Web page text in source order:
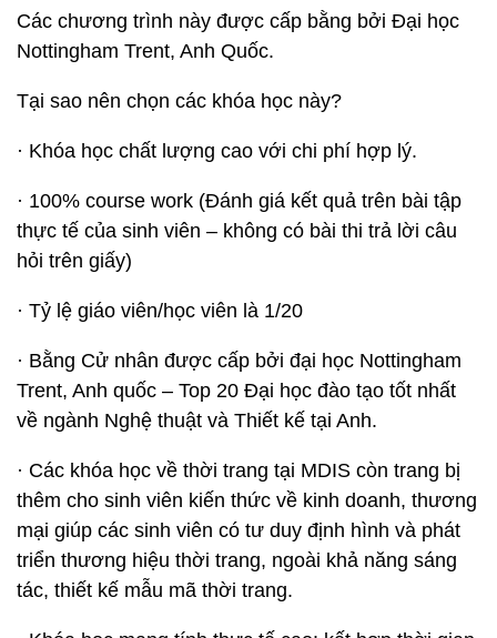
Các chương trình này được cấp bằng bởi Đại học
Nottingham Trent, Anh Quốc.
Tại sao nên chọn các khóa học này?
· Khóa học chất lượng cao với chi phí hợp lý.
· 100% course work (Đánh giá kết quả trên bài tập
thực tế của sinh viên – không có bài thi trả lời câu
hỏi trên giấy)
· Tỷ lệ giáo viên/học viên là 1/20
· Bằng Cử nhân được cấp bởi đại học Nottingham
Trent, Anh quốc – Top 20 Đại học đào tạo tốt nhất
về ngành Nghệ thuật và Thiết kế tại Anh.
· Các khóa học về thời trang tại MDIS còn trang bị
thêm cho sinh viên kiến thức về kinh doanh, thương
mại giúp các sinh viên có tư duy định hình và phát
triển thương hiệu thời trang, ngoài khả năng sáng
tác, thiết kế mẫu mã thời trang.